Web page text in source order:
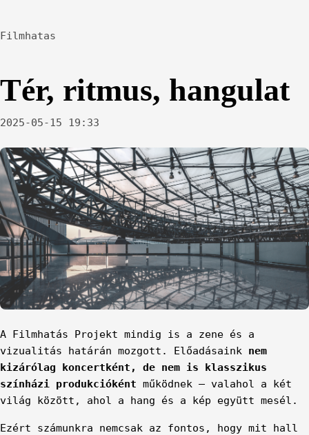
Filmhatas
Tér, ritmus, hangulat
2025-05-15 19:33
A Filmhatás Projekt mindig is a zene és a
vizualitás határán mozgott. Előadásaink nem
kizárólag koncertként, de nem is klasszikus
színházi produkcióként működnek – valahol a két
világ között, ahol a hang és a kép együtt mesél.
Ezért számunkra nemcsak az fontos, hogy mit hall